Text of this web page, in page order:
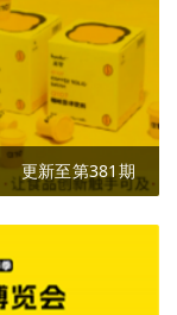
更新至第381期